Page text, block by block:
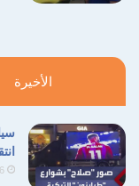
الأخيرة
6 أغسطس، 2026